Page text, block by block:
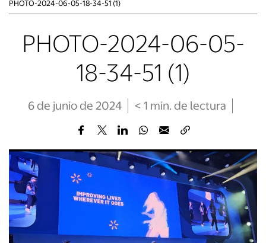
PHOTO-2024-06-05-18-34-51 (1)
PHOTO-2024-06-05-
18-34-51 (1)
6 de junio de 2024 < 1 min. de lectura